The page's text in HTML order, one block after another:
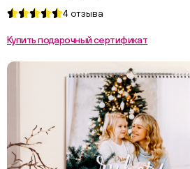
4 отзыва
Купить подарочный сертификат